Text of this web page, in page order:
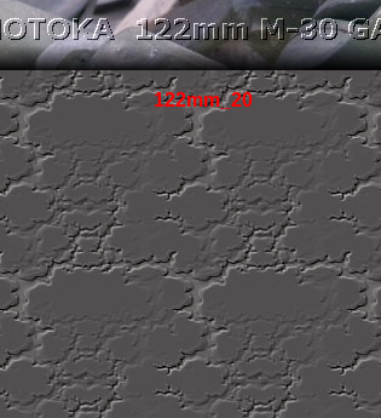
122mm_20